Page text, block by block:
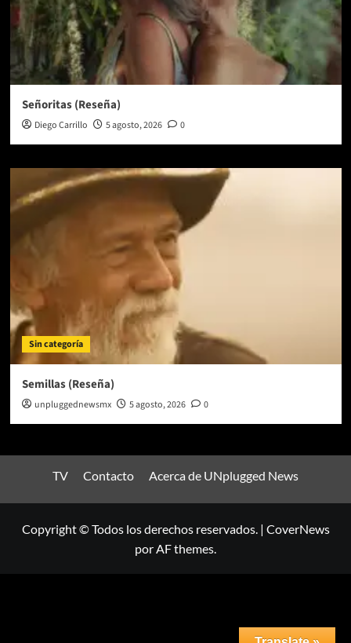
Señoritas (Reseña)
Diego Carrillo 5 agosto, 2026 0
Sin categoría
Semillas (Reseña)
unpluggednewsmx 5 agosto, 2026 0
TV Contacto Acerca de UNplugged News
Copyright © Todos los derechos reservados. | CoverNews
por AF themes.